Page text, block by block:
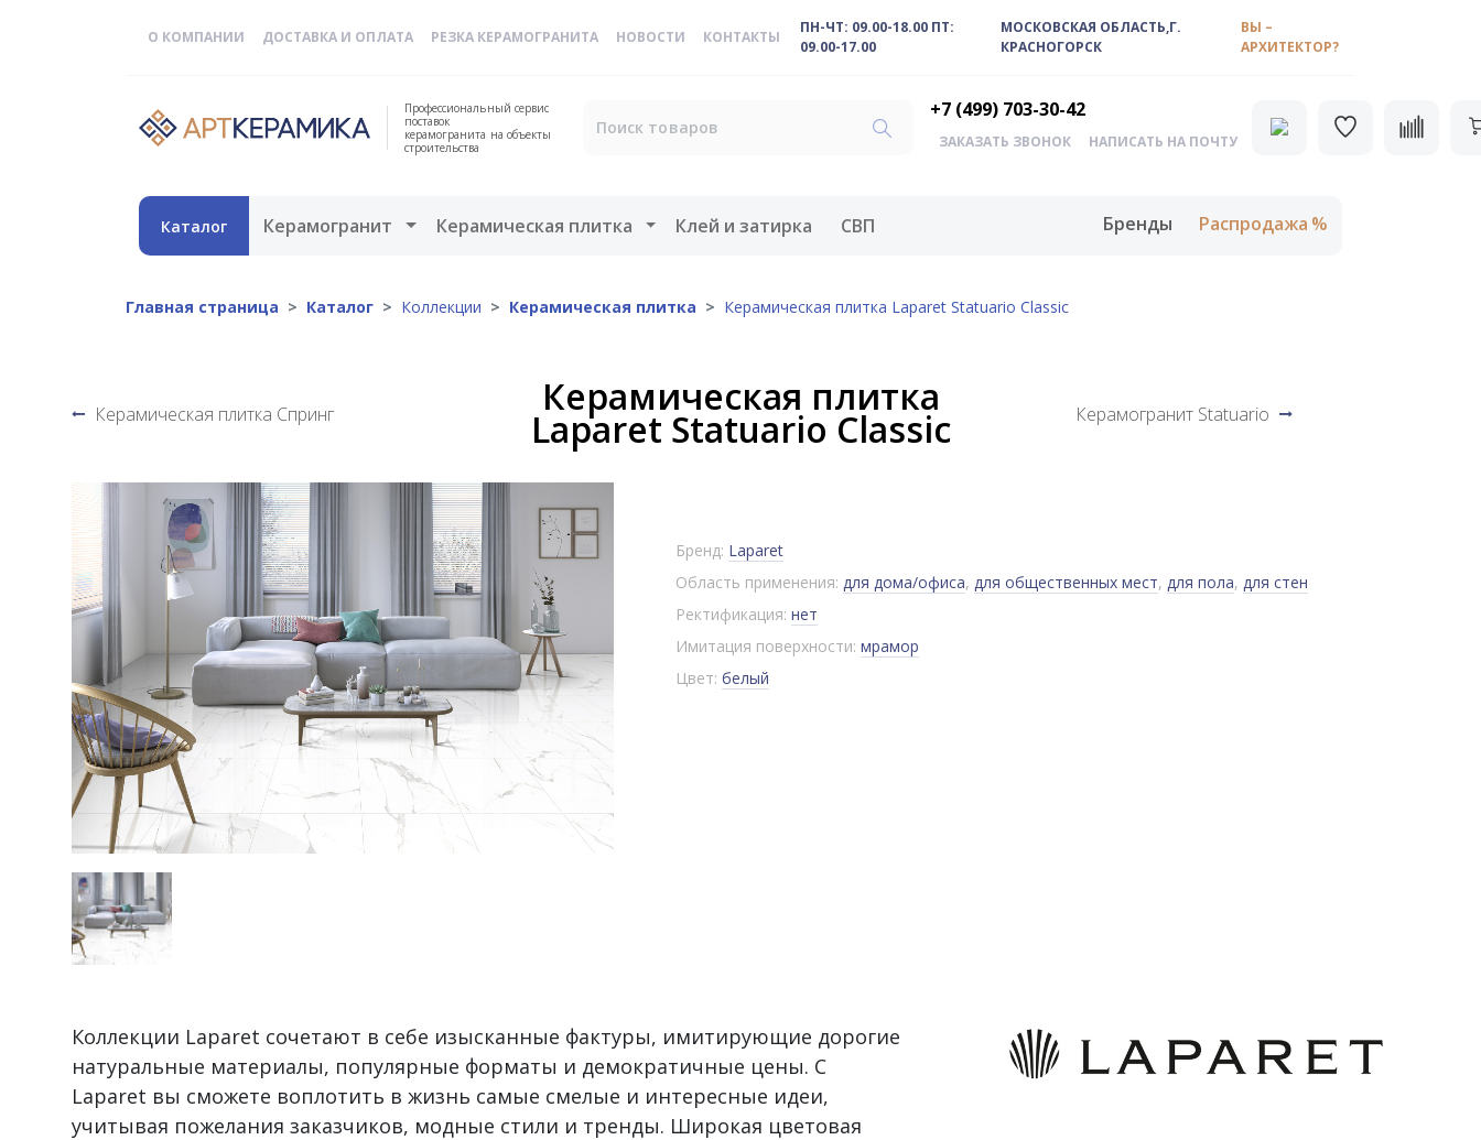
О КОМПАНИИ ДОСТАВКА И ОПЛАТА РЕЗКА КЕРАМОГРАНИТА НОВОСТИ КОНТАКТЫ
ПН-ЧТ: 09.00-18.00 ПТ:
09.00-17.00
МОСКОВСКАЯ ОБЛАСТЬ,Г.
КРАСНОГОРСК
ВЫ –
АРХИТЕКТОР?
Профессиональный сервис
поставок
керамогранита на объекты
строительства
+7 (499) 703-30-42
ЗАКАЗАТЬ ЗВОНОК НАПИСАТЬ НА ПОЧТУ
Каталог Керамогранит Открыть меню
Керамическая плитка Открыть меню
Клей и затирка СВП Бренды Распродажа
Главная страница Каталог Коллекции Керамическая плитка Керамическая плитка Laparet Statuario Classic
Керамическая плитка Спринг Керамическая плитка
Laparet Statuario Classic Керамогранит Statuario
Бренд: Laparet
Область применения: для дома/офиса, для общественных мест, для пола, для стен
Ректификация: нет
Имитация поверхности: мрамор
Цвет: белый
Коллекции Laparet сочетают в себе изысканные фактуры, имитирующие дорогие
натуральные материалы, популярные форматы и демократичные цены. С
Laparet вы сможете воплотить в жизнь самые смелые и интересные идеи,
учитывая пожелания заказчиков, модные стили и тренды. Широкая цветовая